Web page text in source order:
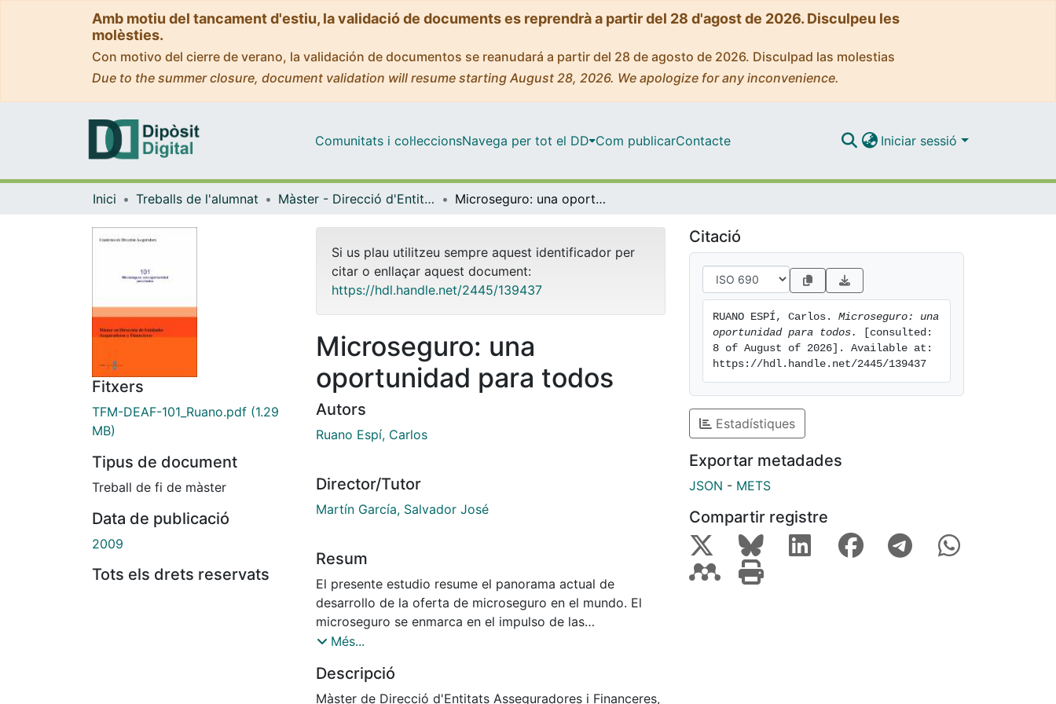
Amb motiu del tancament d'estiu, la validació de documents es reprendrà a partir del 28 d'agost de 2026. Disculpeu les
molèsties.
Con motivo del cierre de verano, la validación de documentos se reanudará a partir del 28 de agosto de 2026. Disculpad las molestias
Due to the summer closure, document validation will resume starting August 28, 2026. We apologize for any inconvenience.
Comunitats i col·leccionsNavega per tot el DD Com publicarContacte Iniciar sessió
Inici Treballs de l'alumnat Màster - Direcció d'Entitats Asseguradores i Financeres (DEAF) Microseguro: una oportunidad para todos
Fitxers
TFM-DEAF-101_Ruano.pdf (1.29
MB)
Tipus de document
Treball de fi de màster
Data de publicació
2009
Tots els drets reservats
Si us plau utilitzeu sempre aquest identificador per
citar o enllaçar aquest document:
https://hdl.handle.net/2445/139437
Microseguro: una
oportunidad para todos
Autors
Ruano Espí, Carlos
Director/Tutor
Martín García, Salvador José
Resum
El presente estudio resume el panorama actual de
desarrollo de la oferta de microseguro en el mundo. El
microseguro se enmarca en el impulso de las
microfinanzas y la inclusión financiera y solventa las
las personas en la base de la pirámide. Cinco casos
concretos de desarrollo de microseguro en Colombia,
Més...
Descripció
Màster de Direcció d'Entitats Asseguradores i Financeres,
Citació
RUANO ESPÍ, Carlos. Microseguro: una
oportunidad para todos.
[consulted:
8 of August of 2026]. Available at:
https://hdl.handle.net/2445/139437
Estadístiques
Exportar metadades
JSON - METS
Compartir registre